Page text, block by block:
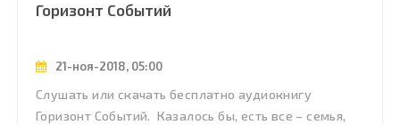
Горизонт Событий
21-ноя-2018, 05:00
Слушать или скачать бесплатно аудиокнигу
Горизонт Событий. Казалось бы, есть все – семья,